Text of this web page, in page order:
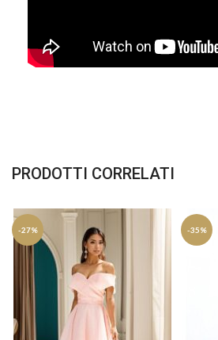
PRODOTTI CORRELATI
-27% -35%